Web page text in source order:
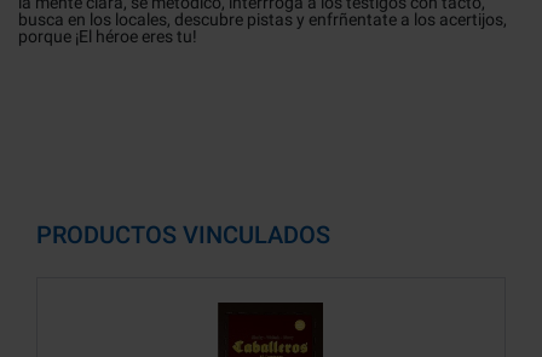
busca en los locales, descubre pistas y enfrñentate a los acertijos,
porque ¡El héroe eres tu!
PRODUCTOS VINCULADOS